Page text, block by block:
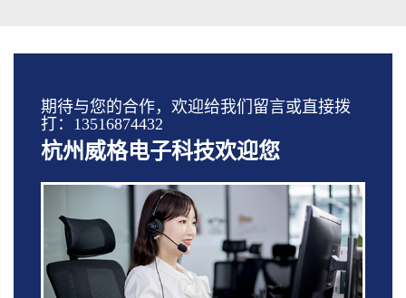
期待与您的合作，欢迎给我们留言或直接拨
打：13516874432
杭州威格电子科技欢迎您